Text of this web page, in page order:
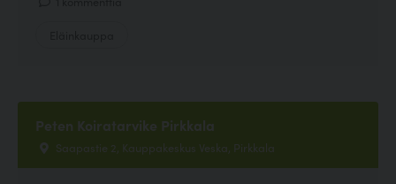
Peten Koiratarvike Pirkkala
Saapastie 2, Kauppakeskus Veska, Pirkkala